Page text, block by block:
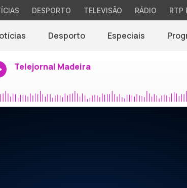
DESPORTO TELEVISÃO RÁDIO RTP
Desporto Especiais
Telejornal Madeira